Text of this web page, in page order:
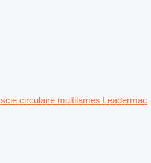
scie circulaire multilames Leadermac